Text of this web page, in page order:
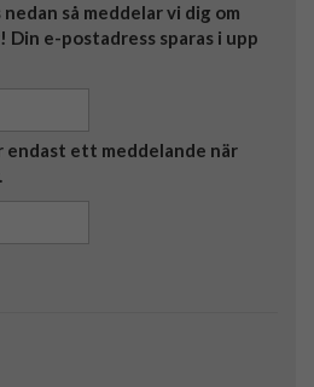
så meddelar vi dig om
e-postadress sparas i upp
endast ett meddelande när